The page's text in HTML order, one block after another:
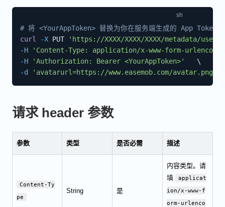
# 将 <YourAppToken> 替换为你在服务端生成的 App Token
curl
-X PUT
'https://XXXX/XXXX/XXXX/metadata/user/
-H
'Content-Type: application/x-www-form-
-H
'Authorization: Bearer <YourAppToken>'
\
-d
'avatarurl=https://www.easemob.com/
请求 header 参数
参数 类型 是否必需 描述
Content-Ty
pe
String 是
内容类型。请
填
applicat
ion/x-www-f
orm-urlenco